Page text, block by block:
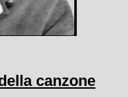
canzone